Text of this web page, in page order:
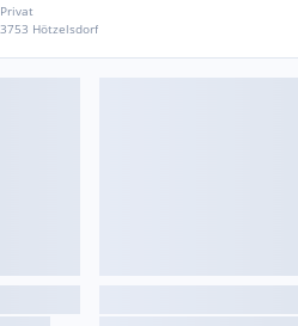
Privat
3753 Hötzelsdorf